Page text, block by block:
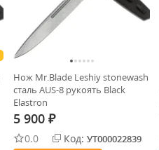
Нож Mr.Blade Leshiy stonewash
сталь AUS-8 рукоять Black
Elastron
5 900 ₽
0.0 Код: УТ000022839